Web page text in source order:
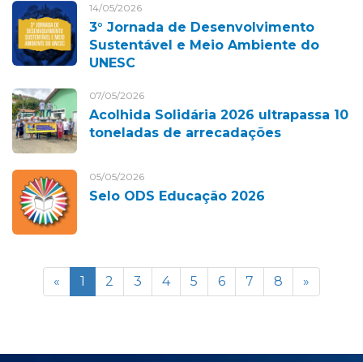
14/05/2026
3° Jornada de Desenvolvimento
Sustentável e Meio Ambiente do
UNESC
07/05/2026
Acolhida Solidária 2026 ultrapassa 10
toneladas de arrecadações
05/05/2026
Selo ODS Educação 2026
« 1 2 3 4 5 6 7 8 »